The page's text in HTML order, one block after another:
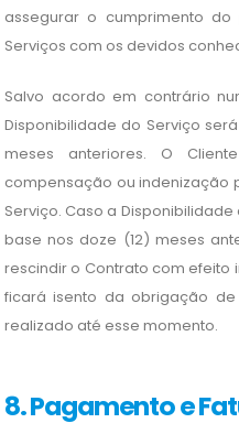
assegurar o cumprimento
Serviços com os devidos
Salvo acordo em contrário
Disponibilidade do Serviço
meses anteriores. O
compensação ou indenização
Serviço. Caso a
base nos doze (12) meses
rescindir o Contrato com efeito
ficará isento da obrigação
realizado até esse momento.
8. Pagamento e